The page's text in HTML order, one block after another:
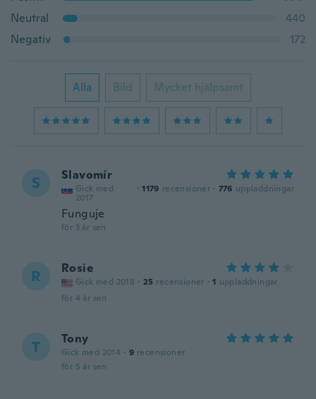
Neutral
440
Negativ
172
Alla Bild Mycket hjälpsamt
S Slavomír
Gick med
2017
· 1179 recensioner · 776 uppladdningar
Funguje
för 3 år sen
R Rosie
Gick med 2018 · 25 recensioner · 1 uppladdningar
för 4 år sen
T Tony
Gick med 2014 · 9 recensioner
för 5 år sen